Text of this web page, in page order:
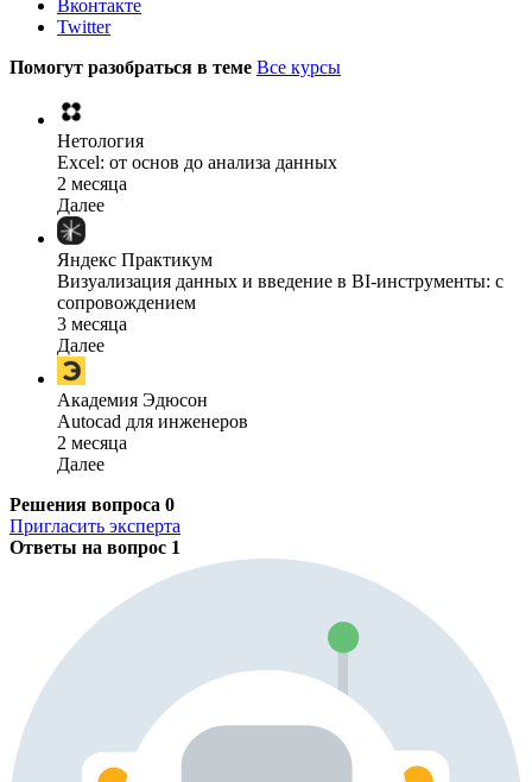
Вконтакте
Twitter
Помогут разобраться в теме Все курсы
Нетология
Excel: от основ до анализа данных
2 месяца
Далее
Яндекс Практикум
Визуализация данных и введение в BI-инструменты: с
сопровождением
3 месяца
Далее
Академия Эдюсон
Autocad для инженеров
2 месяца
Далее
Решения вопроса 0
Пригласить эксперта
Ответы на вопрос 1